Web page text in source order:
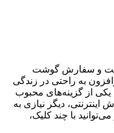
و سفارش گوشت
به راحتی در زندگی
یکی از گزینه‌های محبوب
دیگر نیازی به
با چند کلیک،